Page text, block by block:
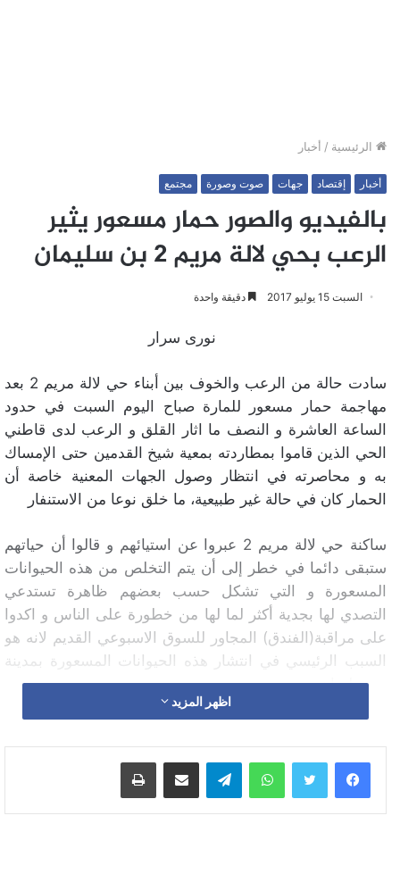
الرئيسية / أخبار
أخبار إقتصاد جهات صوت وصورة مجتمع
بالفيديو والصور حمار مسعور يثير
الرعب بحي لالة مريم 2 بن سليمان
السبت 15 يوليو 2017 دقيقة واحدة
نورى سرار
سادت حالة من الرعب والخوف بين أبناء حي لالة مريم 2 بعد
مهاجمة حمار مسعور للمارة صباح اليوم السبت في حدود
الساعة العاشرة و النصف ما اثار القلق و الرعب لدى قاطني
الحي الذين قاموا بمطاردته بمعية شيخ القدمين حتى الإمساك
به و محاصرته في انتظار وصول الجهات المعنية خاصة أن
الحمار كان في حالة غير طبيعية، ما خلق نوعا من الاستنفار
ساكنة حي لالة مريم 2 عبروا عن استيائهم و قالوا أن حياتهم
ستبقى دائما في خطر إلى أن يتم التخلص من هذه الحيوانات
المسعورة و التي تشكل حسب بعضهم ظاهرة تستدعي
التصدي لها بجدية أكثر لما لها من خطورة على الناس و اكدوا
على مراقبة(الفندق) المجاور للسوق الاسبوعي القديم لانه هو
السبب الرئيسي في انتشار هذه الحيوانات المسعورة بمدينة
بن سليمان
اظهر المزيد
واتساب تيلقرام مشاركة عبر البريد طباعة